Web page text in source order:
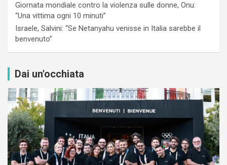
Giornata mondiale contro la violenza sulle donne, Onu:
“Una vittima ogni 10 minuti”
Israele, Salvini: “Se Netanyahu venisse in Italia sarebbe il
benvenuto”
Dai un'occhiata